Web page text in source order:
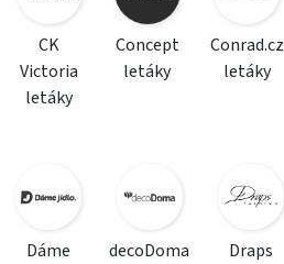
CK
Victoria
letáky
Concept
letáky
Conrad.cz
letáky
Dáme
decoDoma
Draps